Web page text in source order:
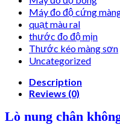
Máy đo độ cứng
quạt màu ral
thước đo độ mịn
Thước kéo màng sơn
Uncategorized
Description
Reviews (0)
Lò nung chân